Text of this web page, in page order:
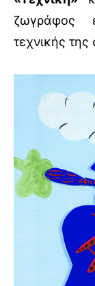
ζωγράφος
τεχνικής